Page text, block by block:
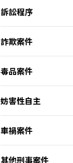
訴訟程序
詐欺案件
毒品案件
妨害性自主
車禍案件
其他刑事案件